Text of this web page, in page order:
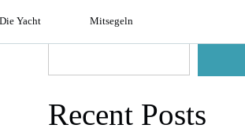
Die Yacht Mitsegeln
Recent Posts